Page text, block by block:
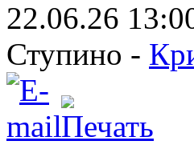
22.06.26
Ступино -